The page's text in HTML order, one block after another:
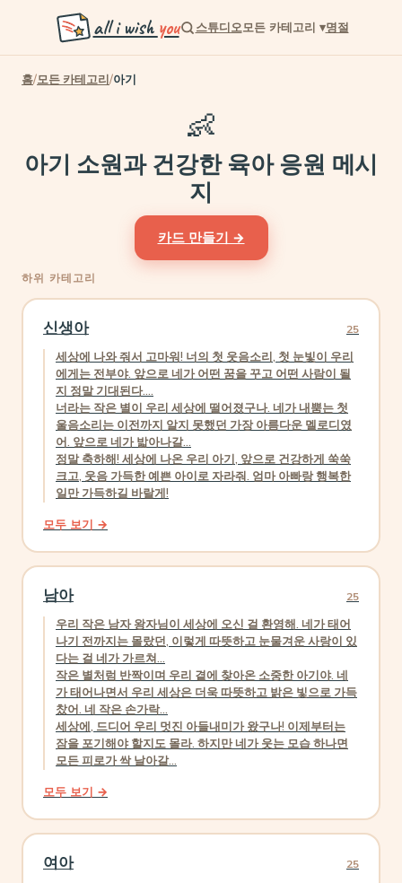
all i wish you 스튜디오모든 카테고리 ▾명절
홈/모든 카테고리/아기
👶
아기 소원과 건강한 육아 응원 메시
지
카드 만들기 →
하위 카테고리
신생아 25
세상에 나와 줘서 고마워! 너의 첫 웃음소리, 첫 눈빛이 우리
에게는 전부야. 앞으로 네가 어떤 꿈을 꾸고 어떤 사람이 될
지 정말 기대된다....
너라는 작은 별이 우리 세상에 떨어졌구나. 네가 내뿜는 첫
울음소리는 이전까지 알지 못했던 가장 아름다운 멜로디였
어. 앞으로 네가 밟아나갈...
정말 축하해! 세상에 나온 우리 아기, 앞으로 건강하게 쑥쑥
크고, 웃음 가득한 예쁜 아이로 자라줘. 엄마 아빠랑 행복한
일만 가득하길 바랄게!
모두 보기 →
남아 25
우리 작은 남자 왕자님이 세상에 오신 걸 환영해. 네가 태어
나기 전까지는 몰랐던, 이렇게 따뜻하고 눈물겨운 사랑이 있
다는 걸 네가 가르쳐...
작은 별처럼 반짝이며 우리 곁에 찾아온 소중한 아기야. 네
가 태어나면서 우리 세상은 더욱 따뜻하고 밝은 빛으로 가득
찼어. 네 작은 손가락...
세상에, 드디어 우리 멋진 아들내미가 왔구나! 이제부터는
잠을 포기해야 할지도 몰라. 하지만 네가 웃는 모습 하나면
모든 피로가 싹 날아갈...
모두 보기 →
여아 25